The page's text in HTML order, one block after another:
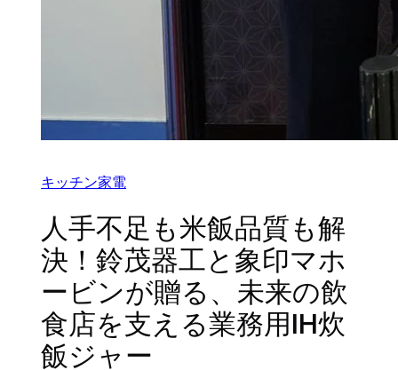
キッチン家電
人手不足も米飯品質も解
決！鈴茂器工と象印マホ
ービンが贈る、未来の飲
食店を支える業務用IH炊
飯ジャー